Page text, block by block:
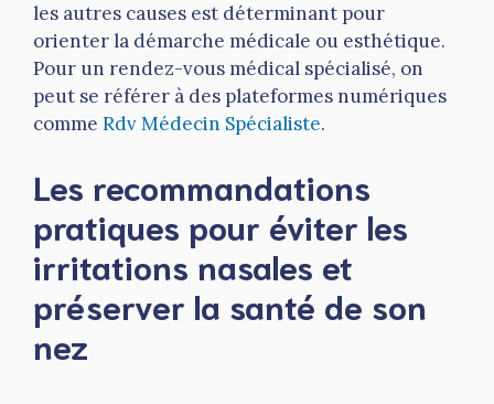
les autres causes est déterminant pour
orienter la démarche médicale ou esthétique.
Pour un rendez-vous médical spécialisé, on
peut se référer à des plateformes numériques
comme Rdv Médecin Spécialiste.
Les recommandations
pratiques pour éviter les
irritations nasales et
préserver la santé de son
nez